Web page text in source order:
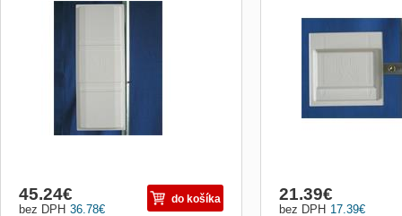
Panelová anténa JPA-14 Použití: * výborná
36.78€
bez DPH
45.24€ do košíka
panelová anténa pro
vnitřní i venkovní použití
* spoje bod-bod *
vhodné vzdálenosti stačí
dosažitelné vzdálenosti
17.39€
bez DPH
21.39€